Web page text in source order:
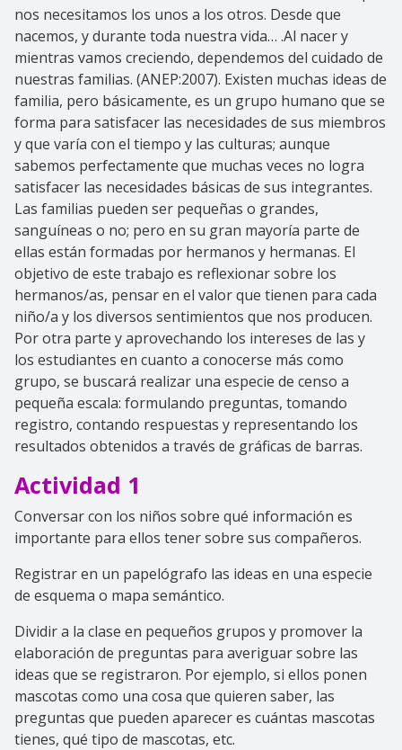
nos necesitamos los unos a los otros. Desde que
nacemos, y durante toda nuestra vida… .Al nacer y
mientras vamos creciendo, dependemos del cuidado de
nuestras familias. (ANEP:2007). Existen muchas ideas de
familia, pero básicamente, es un grupo humano que se
forma para satisfacer las necesidades de sus miembros
y que varía con el tiempo y las culturas; aunque
sabemos perfectamente que muchas veces no logra
satisfacer las necesidades básicas de sus integrantes.
Las familias pueden ser pequeñas o grandes,
sanguíneas o no; pero en su gran mayoría parte de
ellas están formadas por hermanos y hermanas. El
objetivo de este trabajo es reflexionar sobre los
hermanos/as, pensar en el valor que tienen para cada
niño/a y los diversos sentimientos que nos producen.
Por otra parte y aprovechando los intereses de las y
los estudiantes en cuanto a conocerse más como
grupo, se buscará realizar una especie de censo a
pequeña escala: formulando preguntas, tomando
registro, contando respuestas y representando los
resultados obtenidos a través de gráficas de barras.
Actividad 1
Conversar con los niños sobre qué información es
importante para ellos tener sobre sus compañeros.
Registrar en un papelógrafo las ideas en una especie
de esquema o mapa semántico.
Dividir a la clase en pequeños grupos y promover la
elaboración de preguntas para averiguar sobre las
ideas que se registraron. Por ejemplo, si ellos ponen
mascotas como una cosa que quieren saber, las
preguntas que pueden aparecer es cuántas mascotas
tienes, qué tipo de mascotas, etc.